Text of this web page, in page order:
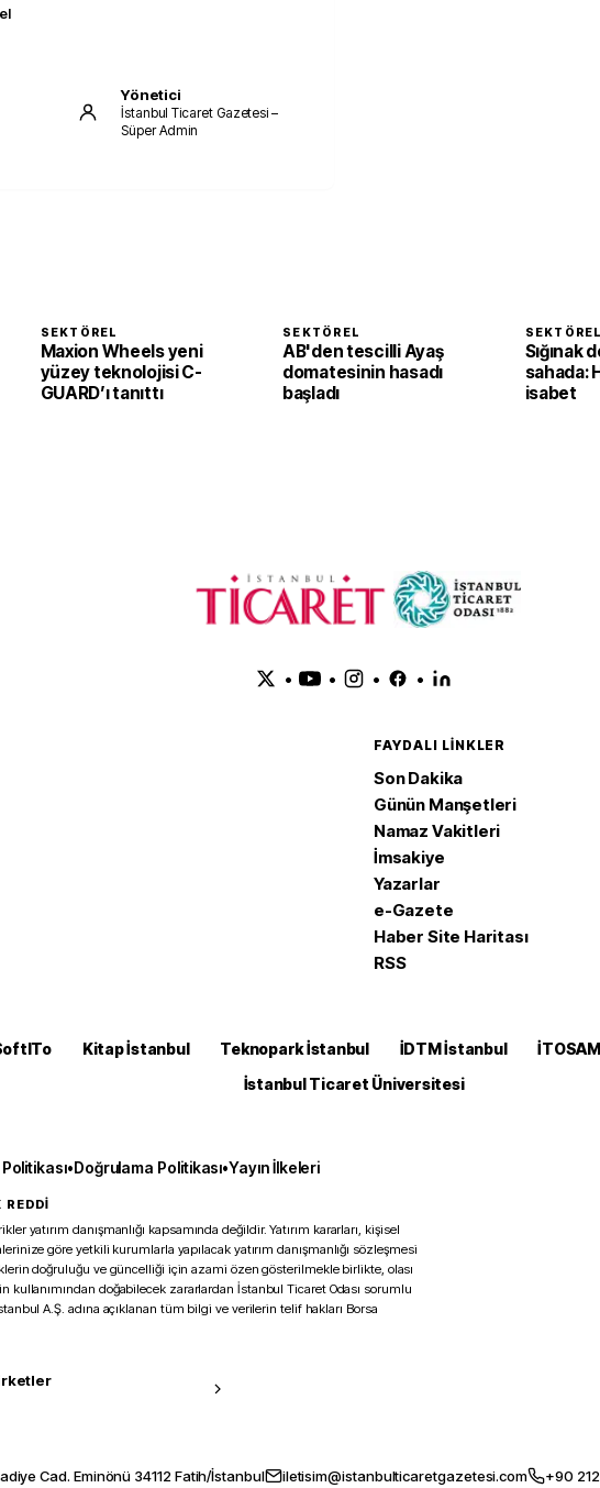
Yönetici
İstanbul Ticaret Gazetesi –
Süper Admin
SEKTÖREL
Maxion Wheels yeni
yüzey teknolojisi C-
GUARD’ı tanıttı
SEKTÖREL
AB'den tescilli Ayaş
domatesinin hasadı
başladı
SEKTÖREL
Sığınak
sahada:
isabet
• • • •
FAYDALI LINKLER
Son Dakika
Günün Manşetleri
Namaz Vakitleri
İmsakiye
Yazarlar
e-Gazete
Haber Site Haritası
RSS
Kitap İstanbul Teknopark İstanbul İDTM İstanbul İTOSAM
İstanbul Ticaret Üniversitesi
•Doğrulama Politikası•Yayın İlkeleri
REDDİ
yatırım danışmanlığı kapsamında değildir. Yatırım kararları, kişisel
göre yetkili kurumlarla yapılacak yatırım danışmanlığı sözleşmesi
doğruluğu ve güncelliği için azami özen gösterilmekle birlikte, olası
kullanımından doğabilecek zararlardan İstanbul Ticaret Odası sorumlu
A.Ş. adına açıklanan tüm bilgi ve verilerin telif hakları Borsa
Cad. Eminönü 34112 Fatih/İstanbul iletisim@istanbulticaretgazetesi.com +90